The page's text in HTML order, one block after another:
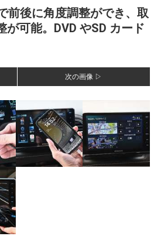
前後に角度調整ができ、取
可能。DVD やSD カード
次の画像 ▷